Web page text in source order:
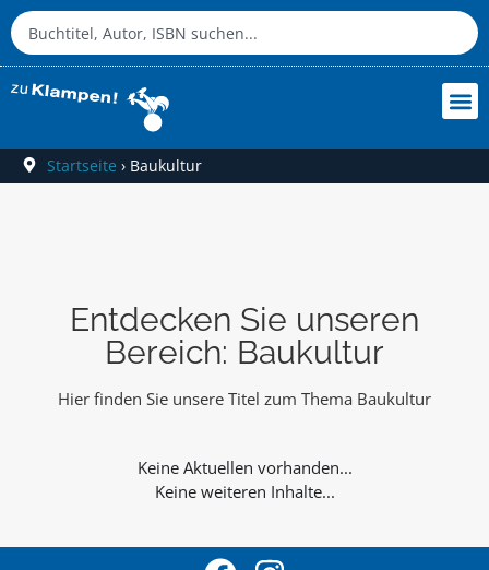
Startseite › Baukultur
Entdecken Sie unseren
Bereich: Baukultur
Hier finden Sie unsere Titel zum Thema Baukultur
Keine weiteren Inhalte...